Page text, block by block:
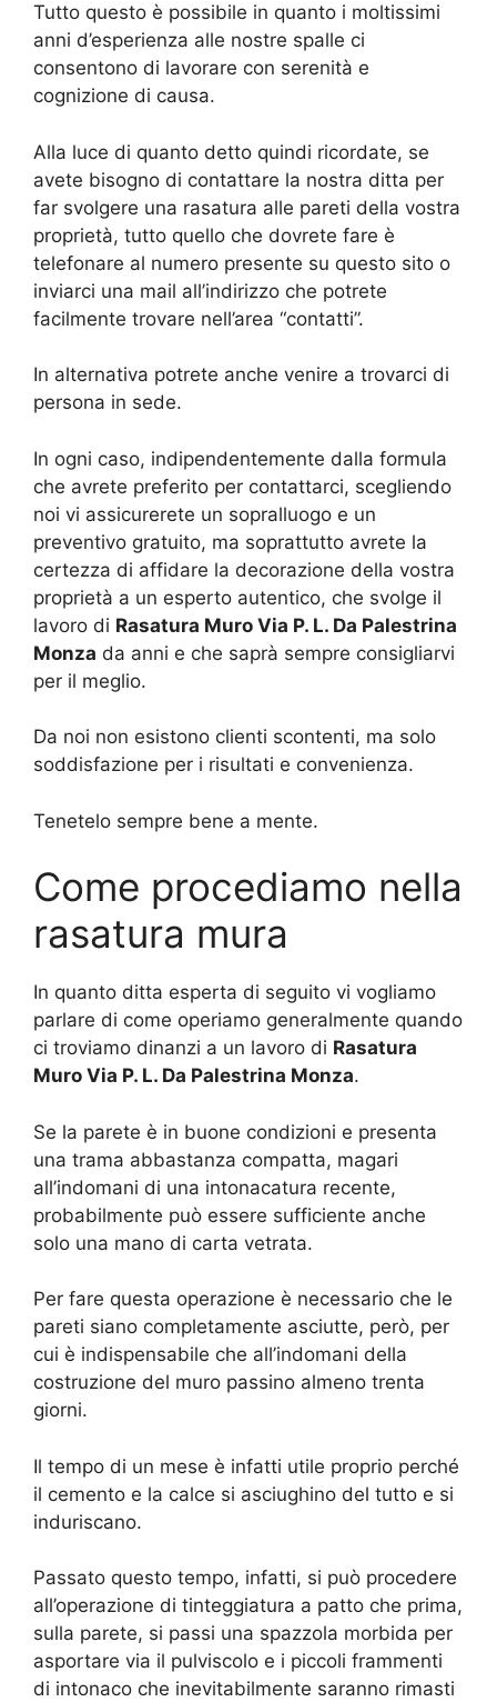
Tutto questo è possibile in quanto i moltissimi
anni d’esperienza alle nostre spalle ci
consentono di lavorare con serenità e
cognizione di causa.
Alla luce di quanto detto quindi ricordate, se
avete bisogno di contattare la nostra ditta per
far svolgere una rasatura alle pareti della vostra
proprietà, tutto quello che dovrete fare è
telefonare al numero presente su questo sito o
inviarci una mail all’indirizzo che potrete
facilmente trovare nell’area “contatti”.
In alternativa potrete anche venire a trovarci di
persona in sede.
In ogni caso, indipendentemente dalla formula
che avrete preferito per contattarci, scegliendo
noi vi assicurerete un sopralluogo e un
preventivo gratuito, ma soprattutto avrete la
certezza di affidare la decorazione della vostra
proprietà a un esperto autentico, che svolge il
lavoro di Rasatura Muro Via P. L. Da Palestrina
Monza da anni e che saprà sempre consigliarvi
per il meglio.
Da noi non esistono clienti scontenti, ma solo
soddisfazione per i risultati e convenienza.
Tenetelo sempre bene a mente.
Come procediamo nella
rasatura mura
In quanto ditta esperta di seguito vi vogliamo
parlare di come operiamo generalmente quando
ci troviamo dinanzi a un lavoro di Rasatura
Muro Via P. L. Da Palestrina Monza.
Se la parete è in buone condizioni e presenta
una trama abbastanza compatta, magari
all’indomani di una intonacatura recente,
probabilmente può essere sufficiente anche
solo una mano di carta vetrata.
Per fare questa operazione è necessario che le
pareti siano completamente asciutte, però, per
cui è indispensabile che all’indomani della
costruzione del muro passino almeno trenta
giorni.
Il tempo di un mese è infatti utile proprio perché
il cemento e la calce si asciughino del tutto e si
induriscano.
Passato questo tempo, infatti, si può procedere
all’operazione di tinteggiatura a patto che prima,
sulla parete, si passi una spazzola morbida per
asportare via il pulviscolo e i piccoli frammenti
di intonaco che inevitabilmente saranno rimasti